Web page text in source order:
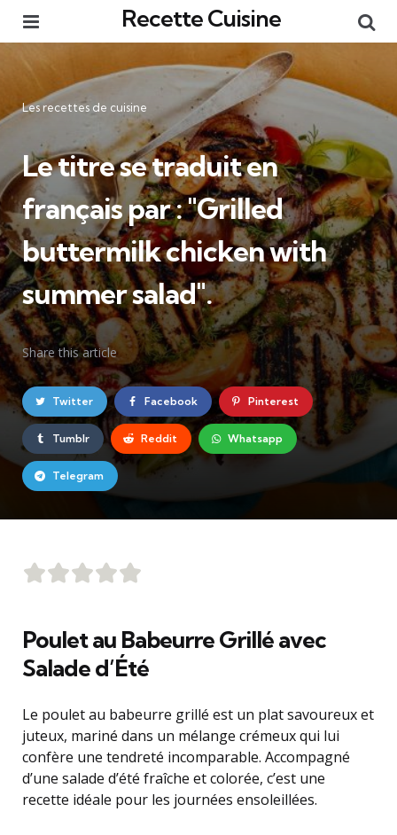
Recette Cuisine
Catégories
Les recettes de cuisine
Le titre se traduit en
français par :"Grilled
buttermilk chicken with
summer salad".
Share this article
Twitter Facebook Pinterest
Tumblr Reddit Whatsapp
Telegram
Poulet au Babeurre Grillé avec
Salade d’Été
Le poulet au babeurre grillé est un plat savoureux et
juteux, mariné dans un mélange crémeux qui lui
confère une tendreté incomparable. Accompagné
d’une salade d’été fraîche et colorée, c’est une
recette idéale pour les journées ensoleillées.